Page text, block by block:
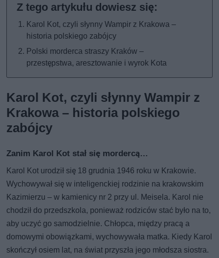
Karol Kot, czyli słynny Wampir z Krakowa –
historia polskiego zabójcy
Polski morderca straszy Kraków –
przestępstwa, aresztowanie i wyrok Kota
Karol Kot, czyli słynny Wampir z
Krakowa – historia polskiego
zabójcy
Zanim Karol Kot stał się mordercą…
Karol Kot urodził się 18 grudnia 1946 roku w Krakowie.
Wychowywał się w inteligenckiej rodzinie na krakowskim
Kazimierzu – w kamienicy nr 2 przy ul. Meisela. Karol nie
chodził do przedszkola, ponieważ rodziców stać było na to,
aby uczyć go samodzielnie. Chłopca, między pracą a
domowymi obowiązkami, wychowywała matka. Kiedy Karol
skończył osiem lat, na świat przyszła jego młodsza siostra.